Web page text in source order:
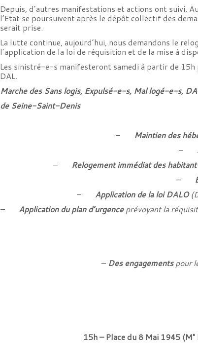
Depuis, d’autres manifestations et actions ont suivi.
l’Etat se poursuivent après le dépôt collectif des
serait prise.
La lutte continue, aujourd’hui, nous demandons le
l’application de la loi de réquisition et de la mise à
Les sinistré-e-s manifesteront samedi à partir de 15h
DAL.
Marche des Sans logis, Expulsé-e-s, Mal logé-e-s,
de Seine-Saint-Denis
– Maintien des
–
– Relogement immédiat des
–
– Application de la loi DALO
– Application du plan d’urgenceprévoyant la
– Des engagementspour
15h – Place du 8 Mai 1945